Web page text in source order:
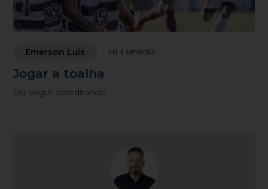
Emerson Luis Há 4 semanas
Jogar a toalha
Ou seguir acreditando